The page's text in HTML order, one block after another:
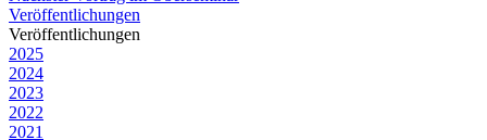
Veröffentlichungen
Veröffentlichungen
2025
2024
2023
2022
2021